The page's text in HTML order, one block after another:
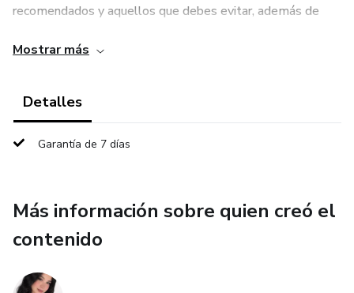
recomendados y aquellos que debes evitar, además de
tu bebé.
✔ Alimentos recomendados para bebés
✔ Alimentos que es mejor evitar en esta etapa
Mostrar más
Detalles
Garantía de 7 días
Más información sobre quien creó el
contenido